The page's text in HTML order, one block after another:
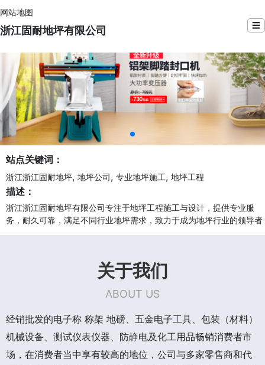
网站地图
浙江固耐地坪有限公司 ☰
站点关键词：
浙江浙江固耐地坪, 地坪公司, 专业地坪施工, 地坪工程
描述：
浙江浙江固耐地坪有限公司专注于地坪工程施工与设计，提供专业服
务，耐久可靠，满足不同行业地坪需求，致力于成为地坪行业的领导者
关于我们
ABOUT US
经销批发的电子称 称架 地磅、五金电子工具、包装（材料）
机械设备、测试仪表仪器、防静电及化工用品畅销消费者市
场，在消费者当中享有较高的地位，公司与多家零售商和代